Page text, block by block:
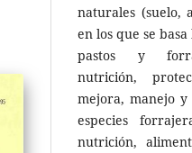
naturales (suelo,
en los que se
pastos y
nutrición,
mejora, manejo y
especies
nutrición,